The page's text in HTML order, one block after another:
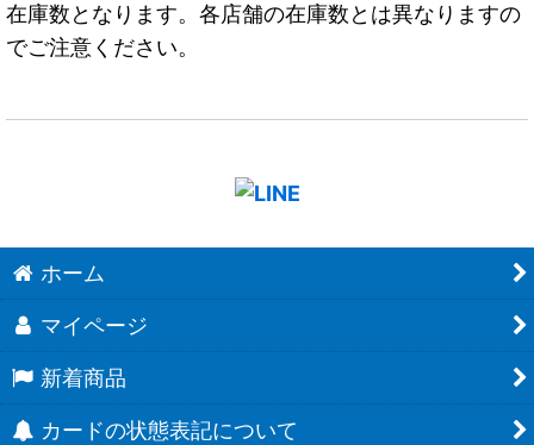
在庫数となります。各店舗の在庫数とは異なりますの
でご注意ください。
ホーム
マイページ
新着商品
カードの状態表記について